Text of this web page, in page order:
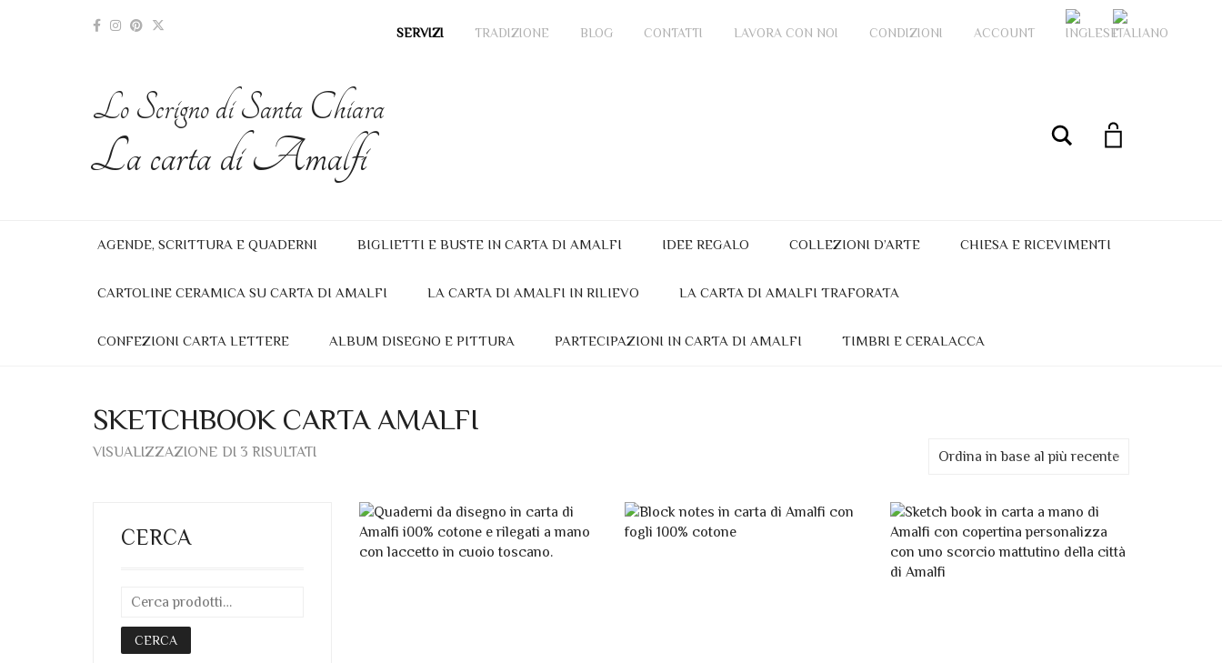
SERVIZI TRADIZIONE BLOG CONTATTI LAVORA CON NOI CONDIZIONI ACCOUNT
Lo Scrigno di Santa Chiara
La carta di Amalfi
My Account
Cerca
AGENDE, SCRITTURA E QUADERNI BIGLIETTI E BUSTE IN CARTA DI AMALFI IDEE REGALO COLLEZIONI D’ARTE CHIESA E RICEVIMENTI
CARTOLINE CERAMICA SU CARTA DI AMALFI LA CARTA DI AMALFI IN RILIEVO LA CARTA DI AMALFI TRAFORATA
CONFEZIONI CARTA LETTERE ALBUM DISEGNO E PITTURA PARTECIPAZIONI IN CARTA DI AMALFI TIMBRI E CERALACCA
SKETCHBOOK CARTA AMALFI
VISUALIZZAZIONE DI 3 RISULTATI
RECENTE
Ordina in base al più recente
CERCA
CERCA